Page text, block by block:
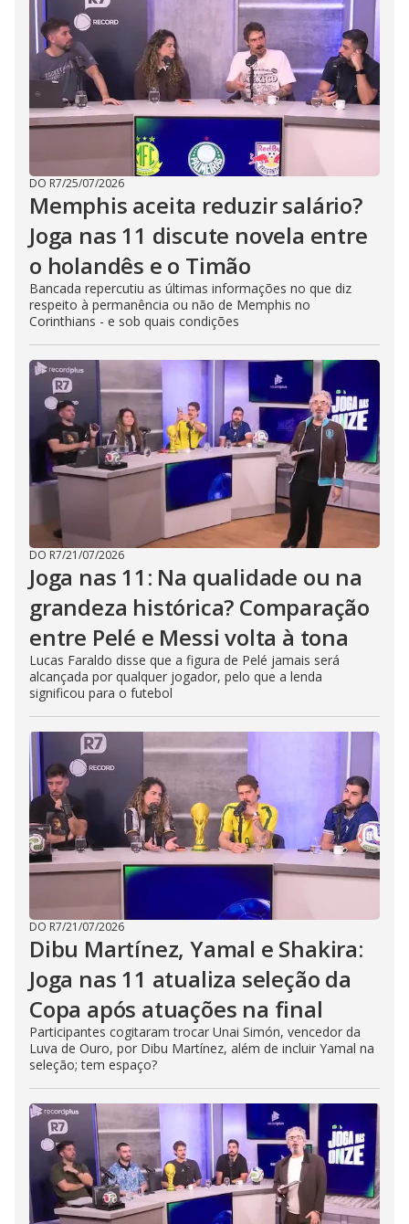
DO R7/25/07/2026
Memphis aceita reduzir salário?
Joga nas 11 discute novela entre
o holandês e o Timão
Bancada repercutiu as últimas informações no que diz
respeito à permanência ou não de Memphis no
Corinthians - e sob quais condições
DO R7/21/07/2026
Joga nas 11: Na qualidade ou na
grandeza histórica? Comparação
entre Pelé e Messi volta à tona
Lucas Faraldo disse que a figura de Pelé jamais será
alcançada por qualquer jogador, pelo que a lenda
significou para o futebol
DO R7/21/07/2026
Dibu Martínez, Yamal e Shakira:
Joga nas 11 atualiza seleção da
Copa após atuações na final
Participantes cogitaram trocar Unai Simón, vencedor da
Luva de Ouro, por Dibu Martínez, além de incluir Yamal na
seleção; tem espaço?